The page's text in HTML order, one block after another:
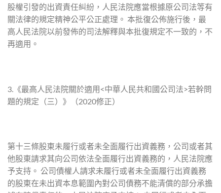
股權引發的出資責任糾紛，人民法院應當根據原公司法等有
關法律的規定精神公平公正處理。 本批復公佈施行後，最
高人民法院以前發佈的司法解釋與本批復規定不一致的，不
再適用。
3.《最高人民法院關於適用<中華人民共和國公司法>若幹問
題的規定（三）》（2020修正）
第十三條股東未履行或者未全面履行出資義務，公司或者其
他股東請求其向公司依法全面履行出資義務的，人民法院應
予支持。 公司債權人請求未履行或者未全面履行出資義務
的股東在未出資本息範圍內對公司債務不能清償的部分承擔